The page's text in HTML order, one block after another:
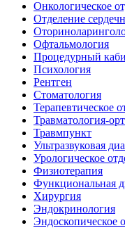
Онкологическое
Отделение
Офтальмология
Процедурный
Психология
Рентген
Стоматология
Терапевтическое
Травматология-
Травмпункт
Ультразвуковая
Урологическое
Физиотерапия
Функциональная
Хирургия
Эндокринология
Эндоскопическое